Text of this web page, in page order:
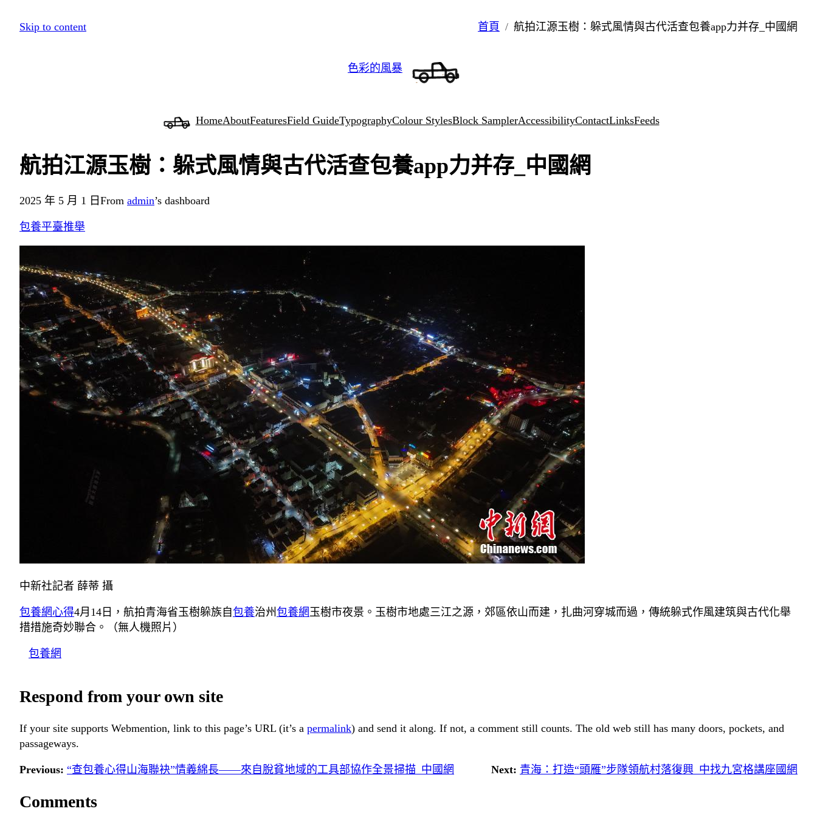
跳
Skip to content 首頁 航拍江源玉樹：躲式風情與古代活查包養app力并存_中國網
色彩的風暴
HomeAboutFeaturesField GuideTypographyColour StylesBlock SamplerAccessibilityContactLinksFeeds
航拍江源玉樹：躲式風情與古代活查包養app力并存_中國網
2025 年 5 月 1 日 From admin’s dashboard
包養平臺推舉
中新社記者 薛蒂 攝
包養網心得4月14日，航拍青海省玉樹躲族自 包養治州 包養網玉樹市夜景。玉樹市地處三江之源，郊區依山而建，扎曲河穿城而過，傳統躲式作風建筑與古代化舉
措措施奇妙聯合。（無人機照片）
包養網
Respond from your own site
If your site supports Webmention, link to this page’s URL (it’s a permalink) and send it along. If not, a comment still counts. The old web still has many doors, pockets, and
passageways.
Previous: “查包養心得山海聯袂”情義綿長——來自脫貧地域的工具部協作全景掃描_中國網 Next: 青海：打造“頭雁”步隊領航村落復興_中找九宮格講座國網
Comments